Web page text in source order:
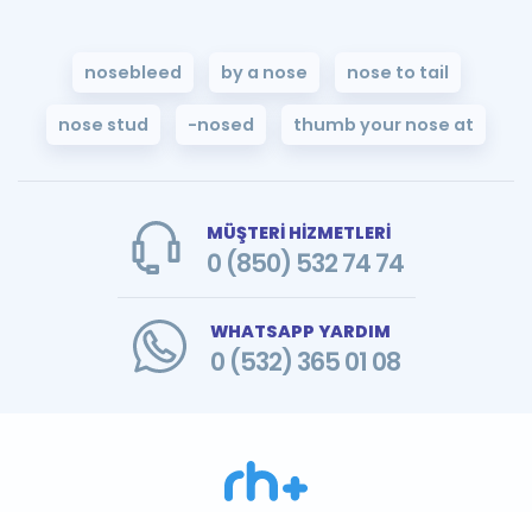
nosebleed by a nose nose to tail
nose stud -nosed thumb your nose at
MÜŞTERİ HİZMETLERİ
0 (850) 532 74 74
WHATSAPP YARDIM
0 (532) 365 01 08